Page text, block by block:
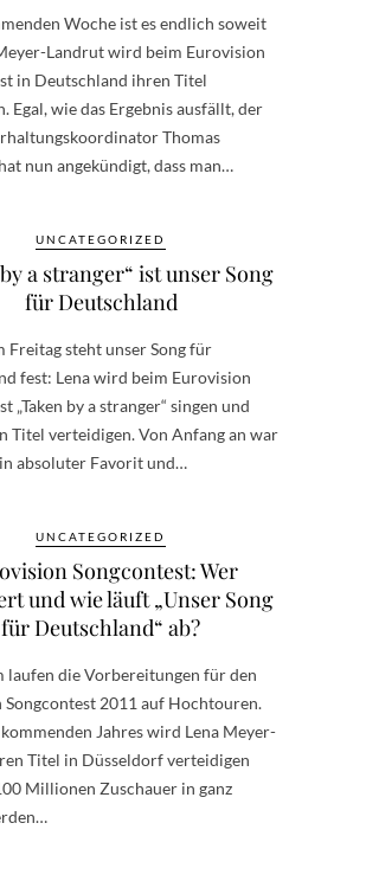
Woche ist es endlich soweit
Landrut wird beim Eurovision
in Deutschland ihren Titel
Egal, wie das Ergebnis ausfällt, der
Thomas
nun angekündigt, dass man…
UNCATEGORIZED
a stranger“ ist unser Song
für Deutschland
Freitag steht unser Song für
fest: Lena wird beim Eurovision
„Taken by a stranger“ singen und
Titel verteidigen. Von Anfang an war
absoluter Favorit und…
UNCATEGORIZED
Songcontest: Wer
und wie läuft „Unser Song
für Deutschland“ ab?
laufen die Vorbereitungen für den
Songcontest 2011 auf Hochtouren.
Jahres wird Lena Meyer-
Titel in Düsseldorf verteidigen
Millionen Zuschauer in ganz